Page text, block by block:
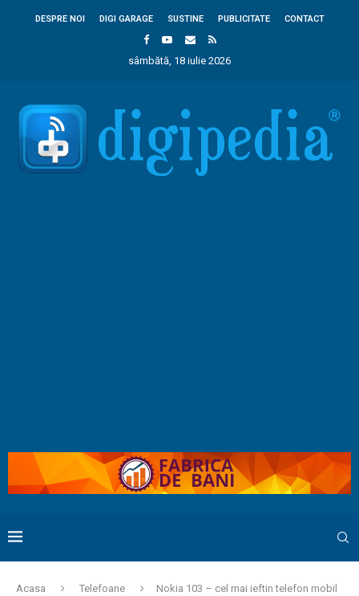
DESPRE NOI DIGI GARAGE SUSTINE PUBLICITATE CONTACT
sâmbătă, 18 iulie 2026
Acasa Telefoane
Nokia 103 – cel mai ieftin telefon mobil